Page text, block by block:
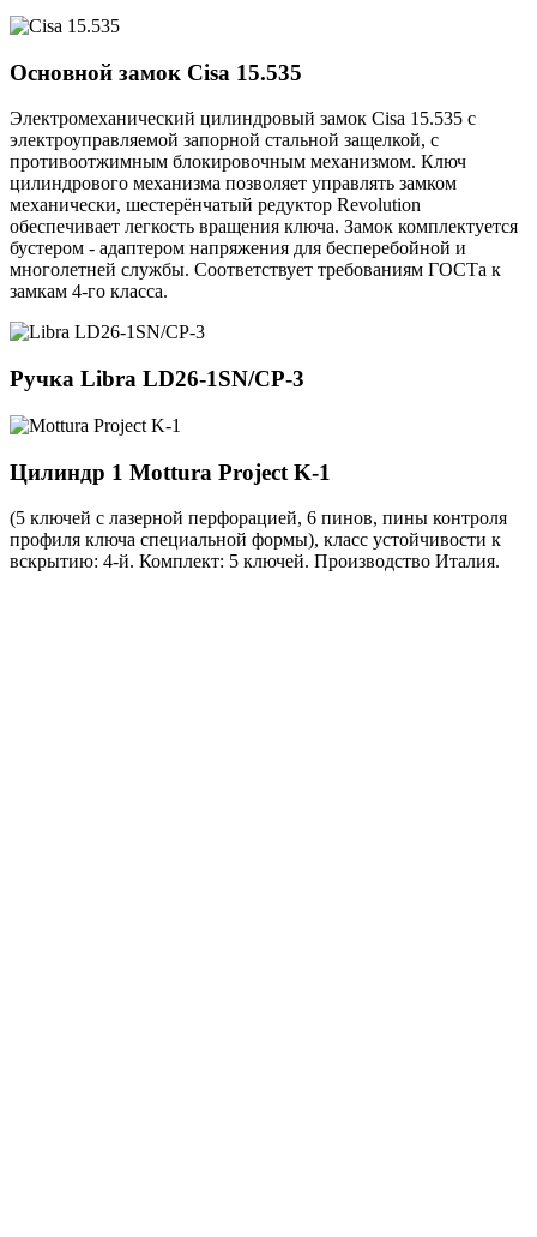
Основной замок Cisa 15.535
Электромеханический цилиндровый замок Cisa 15.535 с
электроуправляемой запорной стальной защелкой, с
противоотжимным блокировочным механизмом. Ключ
цилиндрового механизма позволяет управлять замком
механически, шестерёнчатый редуктор Revolution
обеспечивает легкость вращения ключа. Замок комплектуется
бустером - адаптером напряжения для бесперебойной и
многолетней службы. Соответствует требованиям ГОСТа к
замкам 4-го класса.
Ручка Libra LD26-1SN/CP-3
Цилиндр 1 Mottura Project K-1
(5 ключей с лазерной перфорацией, 6 пинов, пины контроля
профиля ключа специальной формы), класс устойчивости к
вскрытию: 4-й. Комплект: 5 ключей. Производство Италия.